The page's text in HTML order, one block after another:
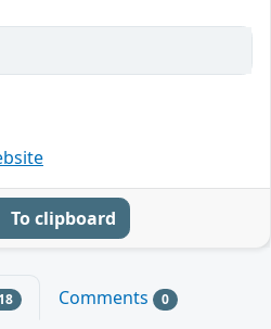
To clipboard
18 Comments 0